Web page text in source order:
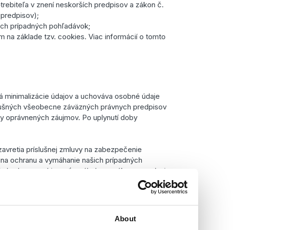
About
v znení neskorších predpisov a zákon č.
prípadných pohľadávok;
na základe tzv. cookies. Viac informácií o tomto
údajov a uchováva osobné údaje
všeobecne záväzných právnych predpisov
oprávnených záujmov. Po uplynutí doby
príslušnej zmluvy na zabezpečenie
ochranu a vymáhanie našich prípadných
budeme archivovať v súlade so zákonom o dani
prevádzkovateľa)